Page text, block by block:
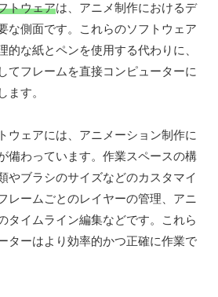
トウェアは、アニメ制作におけるデ
な側面です。これらのソフトウェア
的な紙とペンを使用する代わりに、
てフレームを直接コンピューターに
ます。
ウェアには、アニメーション制作に
備わっています。作業スペースの構
やブラシのサイズなどのカスタマイ
レームごとのレイヤーの管理、アニ
タイムライン編集などです。これら
ターはより効率的かつ正確に作業で